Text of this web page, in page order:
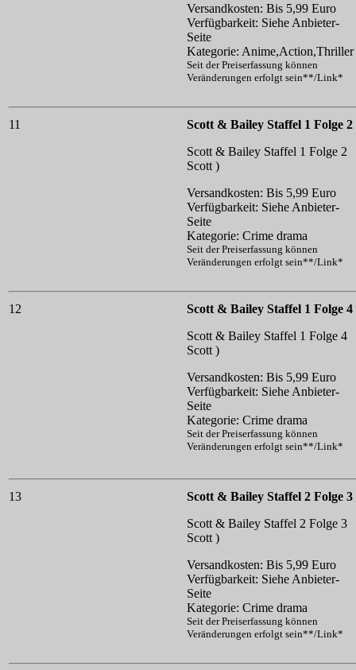
Versandkosten: Bis 5,99 Euro
Verfügbarkeit: Siehe Anbieter-
Seite
Kategorie: Anime,Action,Thriller
Seit der Preiserfassung können
Veränderungen erfolgt sein**/Link*
11
Scott & Bailey Staffel 1 Folge 2
Scott & Bailey Staffel 1 Folge 2
Scott )
Versandkosten: Bis 5,99 Euro
Verfügbarkeit: Siehe Anbieter-
Seite
Kategorie: Crime drama
Seit der Preiserfassung können
Veränderungen erfolgt sein**/Link*
12
Scott & Bailey Staffel 1 Folge 4
Scott & Bailey Staffel 1 Folge 4
Scott )
Versandkosten: Bis 5,99 Euro
Verfügbarkeit: Siehe Anbieter-
Seite
Kategorie: Crime drama
Seit der Preiserfassung können
Veränderungen erfolgt sein**/Link*
13
Scott & Bailey Staffel 2 Folge 3
Scott & Bailey Staffel 2 Folge 3
Scott )
Versandkosten: Bis 5,99 Euro
Verfügbarkeit: Siehe Anbieter-
Seite
Kategorie: Crime drama
Seit der Preiserfassung können
Veränderungen erfolgt sein**/Link*